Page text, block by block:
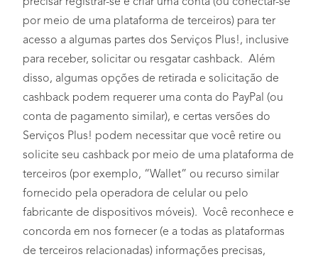
por meio de uma plataforma de terceiros) para ter
acesso a algumas partes dos Serviços Plus!, inclusive
para receber, solicitar ou resgatar cashback. Além
disso, algumas opções de retirada e solicitação de
cashback podem requerer uma conta do PayPal (ou
conta de pagamento similar), e certas versões do
Serviços Plus! podem necessitar que você retire ou
solicite seu cashback por meio de uma plataforma de
terceiros (por exemplo, “Wallet” ou recurso similar
fornecido pela operadora de celular ou pelo
fabricante de dispositivos móveis). Você reconhece e
concorda em nos fornecer (e a todas as plataformas
de terceiros relacionadas) informações precisas,